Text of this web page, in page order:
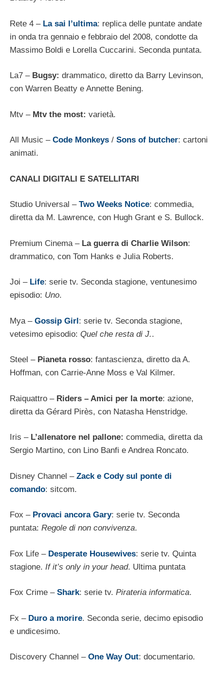
Rete 4 – La sai l’ultima: replica delle puntate andate
in onda tra gennaio e febbraio del 2008, condotte da
Massimo Boldi e Lorella Cuccarini. Seconda puntata.
La7 – Bugsy: drammatico, diretto da Barry Levinson,
con Warren Beatty e Annette Bening.
Mtv – Mtv the most: varietà.
All Music – Code Monkeys / Sons of butcher: cartoni
animati.
CANALI DIGITALI E SATELLITARI
Studio Universal – Two Weeks Notice: commedia,
diretta da M. Lawrence, con Hugh Grant e S. Bullock.
Premium Cinema – La guerra di Charlie Wilson:
drammatico, con Tom Hanks e Julia Roberts.
Joi – Life: serie tv. Seconda stagione, ventunesimo
episodio: Uno.
Mya – Gossip Girl: serie tv. Seconda stagione,
vetesimo episodio: Quel che resta di J..
Steel – Pianeta rosso: fantascienza, diretto da A.
Hoffman, con Carrie-Anne Moss e Val Kilmer.
Raiquattro – Riders – Amici per la morte: azione,
diretta da Gérard Pirès, con Natasha Henstridge.
Iris – L’allenatore nel pallone: commedia, diretta da
Sergio Martino, con Lino Banfi e Andrea Roncato.
Disney Channel – Zack e Cody sul ponte di
comando: sitcom.
Fox – Provaci ancora Gary: serie tv. Seconda
puntata: Regole di non convivenza.
Fox Life – Desperate Housewives: serie tv. Quinta
stagione. If it’s only in your head. Ultima puntata
Fox Crime – Shark: serie tv. Pirateria informatica.
Fx – Duro a morire. Seconda serie, decimo episodio
e undicesimo.
Discovery Channel – One Way Out: documentario.